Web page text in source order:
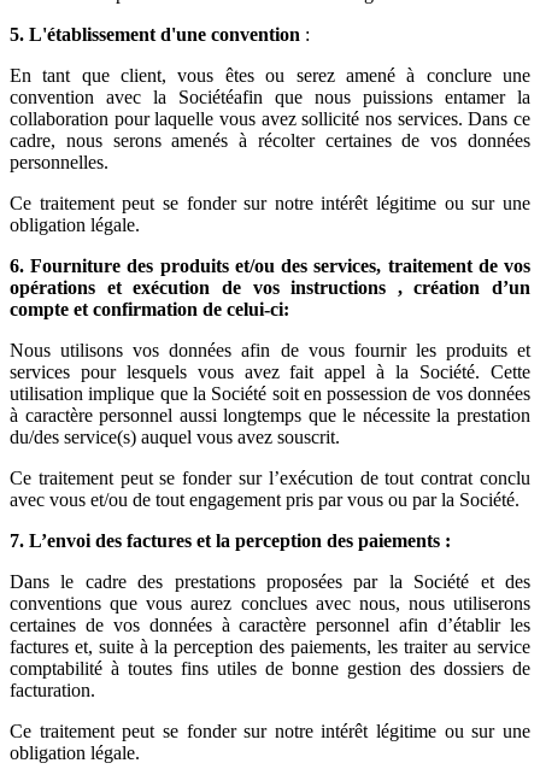
5. L'établissement d'une convention :
En tant que client, vous êtes ou serez amené à conclure une
convention avec la Sociétéafin que nous puissions entamer la
collaboration pour laquelle vous avez sollicité nos services. Dans ce
cadre, nous serons amenés à récolter certaines de vos données
personnelles.
Ce traitement peut se fonder sur notre intérêt légitime ou sur une
obligation légale.
6. Fourniture des produits et/ou des services, traitement de vos
opérations et exécution de vos instructions , création d’un
compte et confirmation de celui-ci:
Nous utilisons vos données afin de vous fournir les produits et
services pour lesquels vous avez fait appel à la Société. Cette
utilisation implique que la Société soit en possession de vos données
à caractère personnel aussi longtemps que le nécessite la prestation
du/des service(s) auquel vous avez souscrit.
Ce traitement peut se fonder sur l’exécution de tout contrat conclu
avec vous et/ou de tout engagement pris par vous ou par la Société.
7. L’envoi des factures et la perception des paiements :
Dans le cadre des prestations proposées par la Société et des
conventions que vous aurez conclues avec nous, nous utiliserons
certaines de vos données à caractère personnel afin d’établir les
factures et, suite à la perception des paiements, les traiter au service
comptabilité à toutes fins utiles de bonne gestion des dossiers de
facturation.
Ce traitement peut se fonder sur notre intérêt légitime ou sur une
obligation légale.